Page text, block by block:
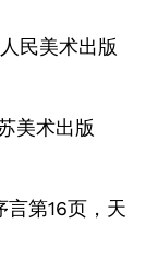
民美术出版
美术出版
第16页，天